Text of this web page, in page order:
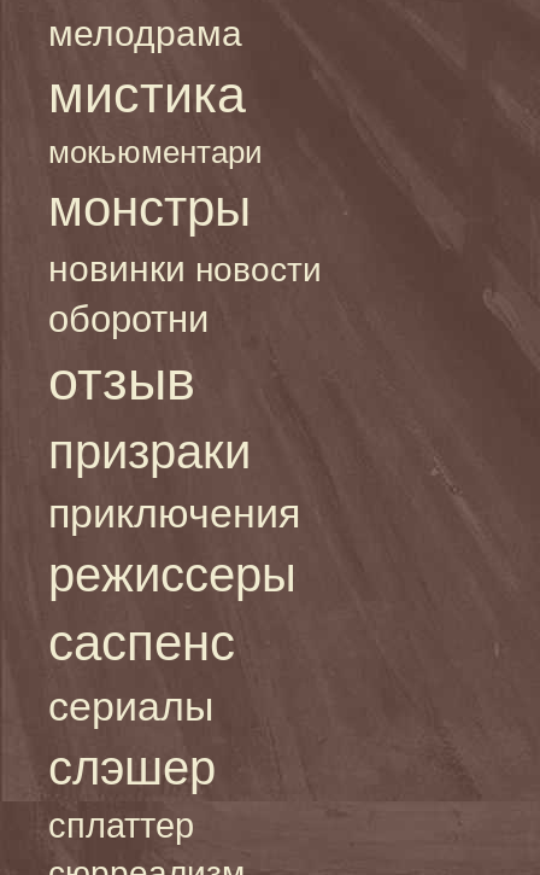
мелодрама
мистика
мокьюментари
монстры
новинки новости
оборотни
отзыв
призраки
приключения
режиссеры
саспенс
сериалы
слэшер
сплаттер